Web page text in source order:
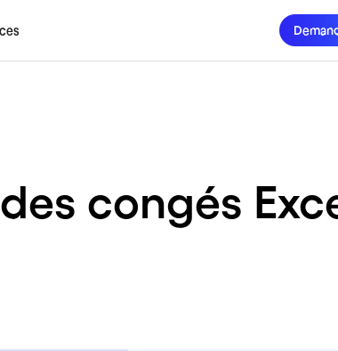
congés